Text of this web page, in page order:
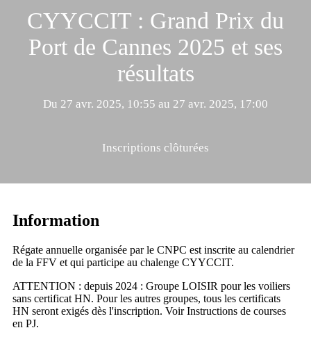
CYYCCIT : Grand Prix du
Port de Cannes 2025 et ses
résultats
Du 27 avr. 2025, 10:55 au 27 avr. 2025, 17:00
Inscriptions clôturées
Information
Régate annuelle organisée par le CNPC est inscrite au calendrier
de la FFV et qui participe au chalenge CYYCCIT.
ATTENTION : depuis 2024 : Groupe LOISIR pour les voiliers
sans certificat HN. Pour les autres groupes, tous les certificats
HN seront exigés dès l'inscription. Voir Instructions de courses
en PJ.